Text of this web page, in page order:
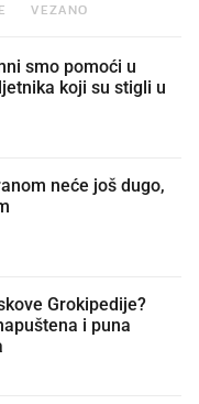
VEZANO
smo pomoći u
koji su stigli u
neće još dugo,
Grokipedije?
i puna